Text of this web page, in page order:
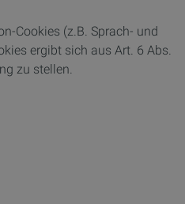
Cookies (z.B. Sprach- und
ergibt sich aus Art. 6 Abs.
zu stellen.